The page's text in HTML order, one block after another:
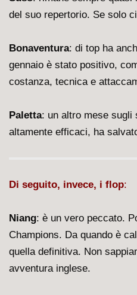
del suo repertorio. Se solo
Bonaventura: di top ha
gennaio è stato positivo,
costanza, tecnica e
Paletta: un altro mese sugli
altamente efficaci, ha
Di seguito, invece, i flop:
Niang: è un vero peccato.
Champions. Da quando è
quella definitiva. Non
avventura inglese.